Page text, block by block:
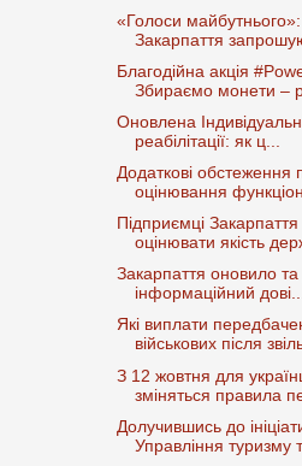
«Голоси
Закарпаття
Благодійна акція
Збираємо монети –
Оновлена
реабілітації: як ц...
Додаткові обстеження
оцінювання
Підприємці
оцінювати якість
Закарпаття оновило
інформаційний
Які виплати
військових після
З 12 жовтня для
зміняться правила
Долучившись до
Управління туризму